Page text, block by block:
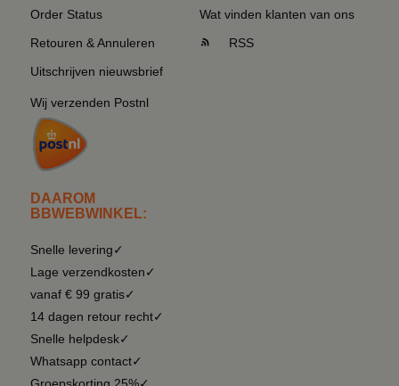
Order Status
Retouren & Annuleren
Uitschrijven nieuwsbrief
Wij verzenden Postnl
DAAROM
BBWEBWINKEL:
Snelle levering✓
Lage verzendkosten✓
vanaf € 99 gratis✓
14 dagen retour recht✓
Snelle helpdesk✓
Whatsapp contact✓
Groepskorting 25%✓
Wat vinden klanten van ons
RSS